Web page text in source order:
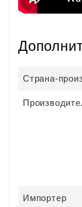
Страна-
Импортер